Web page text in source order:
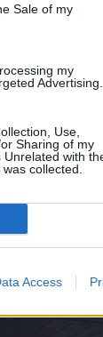
Sale of my
my
Advertising.
Use,
Sharing of my
Unrelated with
collected.
Access
osan